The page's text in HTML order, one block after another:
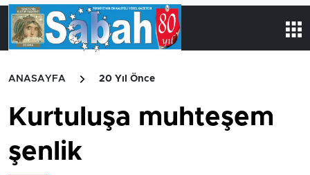
ANASAYFA 20 Yıl Önce
Kurtuluşa muhteşem
şenlik